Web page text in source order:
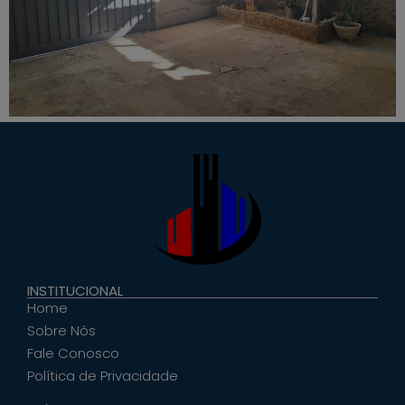
INSTITUCIONAL
Home
Sobre Nós
Fale Conosco
Política de Privacidade